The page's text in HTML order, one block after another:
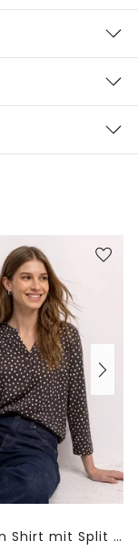
3/4-Arm Shirt mit Split Neck und Print